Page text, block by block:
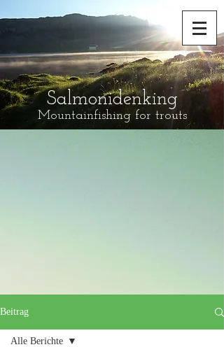
Salmonidenking
Mountainfishing for trouts
Beitrag
Alle Berichte